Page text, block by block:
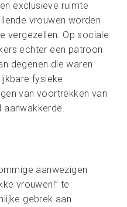
exclusieve ruimte
vrouwen worden
vergezellen. Op sociale
echter een patroon
degenen die waren
fysieke
van voortrekken van
aanwezigen
vrouwen!” te
gebrek aan